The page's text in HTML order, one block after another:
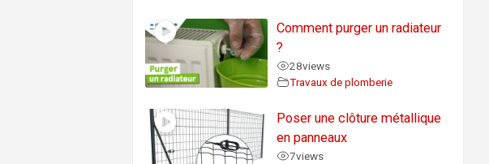
Comment purger un radiateur
?
28views
Travaux de plomberie
Poser une clôture métallique
en panneaux
7views